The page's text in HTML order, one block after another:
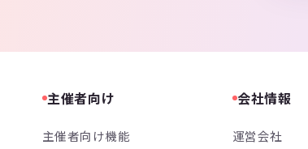
主催者向け
主催者向け機能
会社情報
運営会社